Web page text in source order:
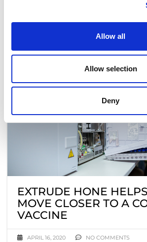
Allow all
Allow selection
Deny
EXTRUDE HONE
MOVE CLOSER TO A
VACCINE
APRIL 16, 2020
NO COMMENTS